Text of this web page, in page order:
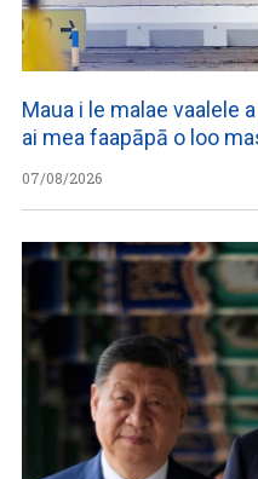
Maua i le malae vaalele
ai mea faapāpā o loo
07/08/2026